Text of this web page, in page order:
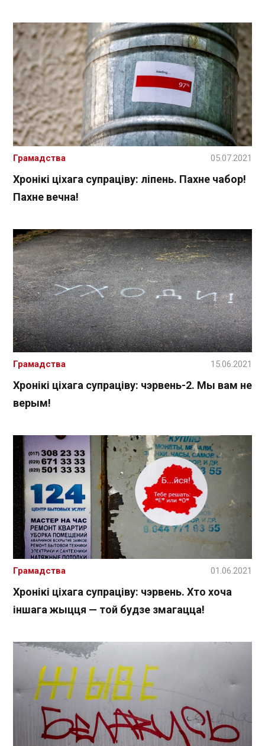
Хронікі ціхага супраціву: ліпень. Пахне чабор!
Пахне вечна!
Грамадства 05.07.2021
Хронікі ціхага супраціву: чэрвень-2. Мы вам не
верым!
Грамадства 15.06.2021
Хронікі ціхага супраціву: чэрвень. Хто хоча
іншага жыцця — той будзе змагацца!
Грамадства 01.06.2021